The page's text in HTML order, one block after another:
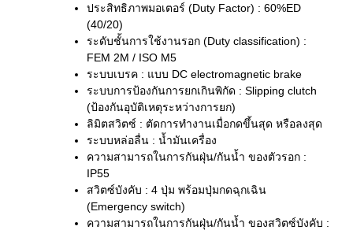
ประสิทธิภาพมอเตอร์ (Duty Factor) : 60%ED
(40/20)
ระดับชั้นการใช้งานรอก (Duty classification) :
FEM 2M / ISO M5
ระบบเบรค : แบบ DC electromagnetic brake
ระบบการป้องกันการยกเกินพิกัด : Slipping clutch
(ป้องกันอุบัติเหตุระหว่างการยก)
ลิมิตสวิตซ์ : ตัดการทำงานเมื่อกดขึ้นสุด หรือลงสุด
ระบบหล่อลื่น : น้ำมันเครื่อง
ความสามารถในการกันฝุ่น/กันน้ำ ของตัวรอก :
IP55
สวิตซ์บังคับ : 4 ปุ่ม พร้อมปุ่มกดฉุกเฉิน
(Emergency switch)
ความสามารถในการกันฝุ่น/กันน้ำ ของสวิตซ์บังคับ :